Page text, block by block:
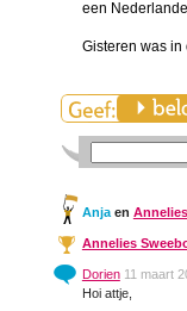
een
Gisteren was in
Anjaen
Annelies
Dorien 11 maart
Hoi attje,